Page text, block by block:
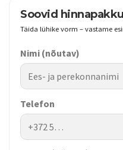
Soovid
Täida lühike vorm – vastame
Nimi (nõutav)
Telefon